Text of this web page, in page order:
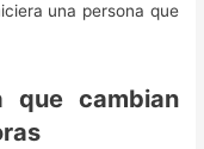
una persona que
que cambian